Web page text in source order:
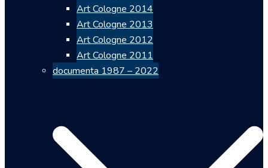
Art Cologne 2014
Art Cologne 2013
Art Cologne 2012
Art Cologne 2011
documenta 1987 – 2022